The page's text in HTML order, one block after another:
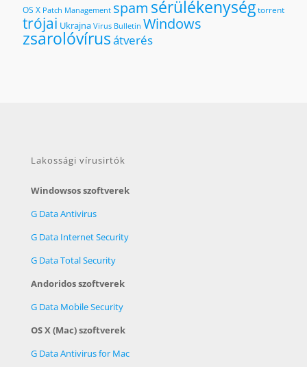
OS X Patch Management spam sérülékenységtorrent
trójai Ukrajna Virus Bulletin Windows
zsarolóvírusátverés
Lakossági vírusirtók
Windowsos szoftverek
G Data Antivirus
G Data Internet Security
G Data Total Security
Andoridos szoftverek
G Data Mobile Security
OS X (Mac) szoftverek
G Data Antivirus for Mac